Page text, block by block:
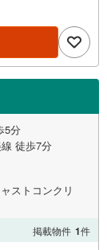
5分
徒歩7分
ストコンクリ
掲載物件 1件